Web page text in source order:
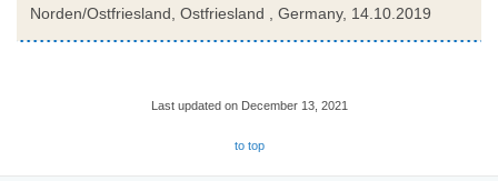
Norden/Ostfriesland, Ostfriesland , Germany, 14.10.2019
Last updated on December 13, 2021
to top